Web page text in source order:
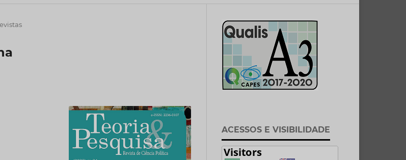
ACESSOS E VISIBILIDADE